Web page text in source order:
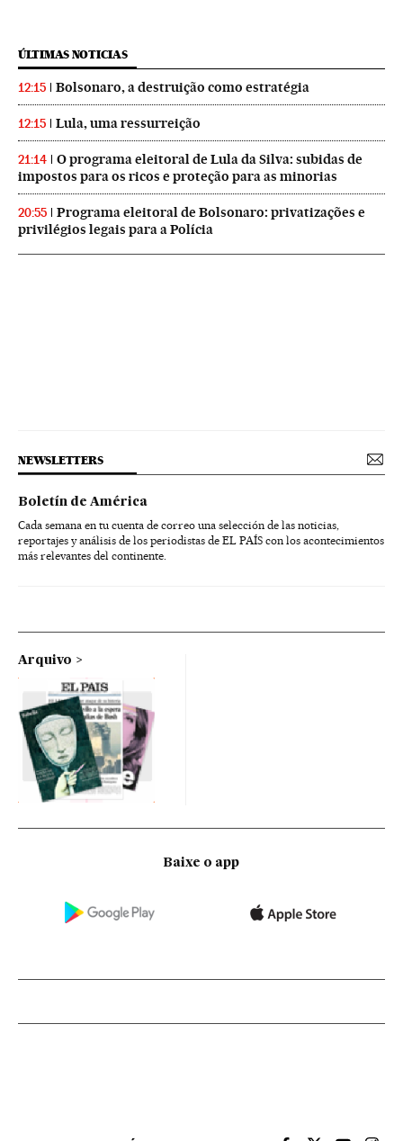
ÚLTIMAS NOTICIAS
12:15 Bolsonaro, a destruição como estratégia
12:15 Lula, uma ressurreição
21:14
O programa eleitoral de Lula da Silva: subidas de
impostos para os ricos e proteção para as minorias
20:55
Programa eleitoral de Bolsonaro: privatizações e
privilégios legais para a Polícia
NEWSLETTERS
Boletín de América
Cada semana en tu cuenta de correo una selección de las noticias,
reportajes y análisis de los periodistas de EL PAÍS con los acontecimientos
más relevantes del continente.
Arquivo
Baixe o app